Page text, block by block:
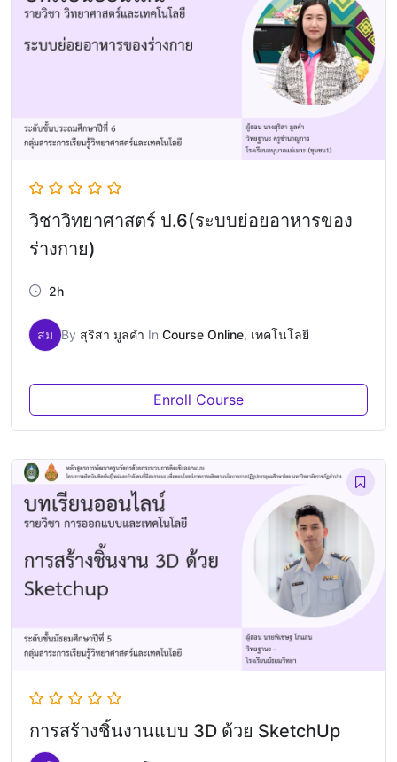
วิชาวิทยาศาสตร์ ป.6(ระบบย่อยอาหารของ
ร่างกาย)
2h
สม By สุริสา มูลคำ In Course Online, เทคโนโลยี
Enroll Course
การสร้างชิ้นงานแบบ 3D ด้วย SketchUp